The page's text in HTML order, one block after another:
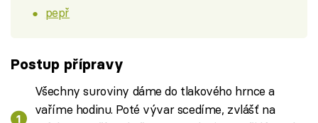
pepř
Postup přípravy
Všechny suroviny dáme do tlakového hrnce a
vaříme hodinu. Poté vývar scedíme, zvlášť na